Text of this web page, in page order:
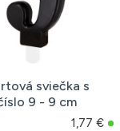
sviečka s
9 - 9 cm
1,77 €